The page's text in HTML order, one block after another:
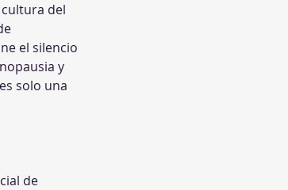
del
el silencio
y
solo una
de